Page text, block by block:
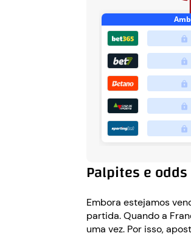
Palpites e
Embora estejamos
partida. Quando a
uma vez. Por isso,